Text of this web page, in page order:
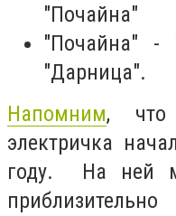
"Почайна"
"Почайна" -
"Дарница".
Напомним, что
электричка
году. На ней